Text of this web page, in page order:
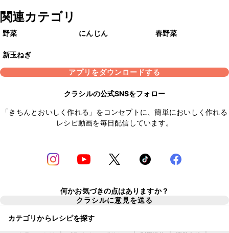
関連カテゴリ
野菜 にんじん 春野菜
新玉ねぎ
アプリをダウンロードする
クラシルの公式SNSをフォロー
「きちんとおいしく作れる」をコンセプトに、簡単においしく作れる
レシピ動画を毎日配信しています。
何かお気づきの点はありますか？
クラシルに意見を送る
カテゴリからレシピを探す